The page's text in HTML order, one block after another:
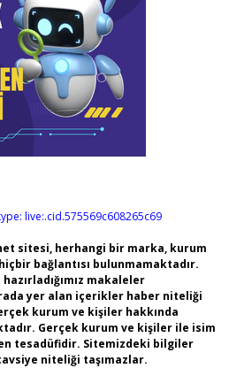
live:.cid.575569c608265c69
sitesi, herhangi bir marka, kurum
bağlantısı bulunmamaktadır.
makaleler
yer alan içerikler haber niteliği
kurum ve kişiler hakkında
Gerçek kurum ve kişiler ile isim
tesadüfidir. Sitemizdeki bilgiler
niteliği taşımazlar.